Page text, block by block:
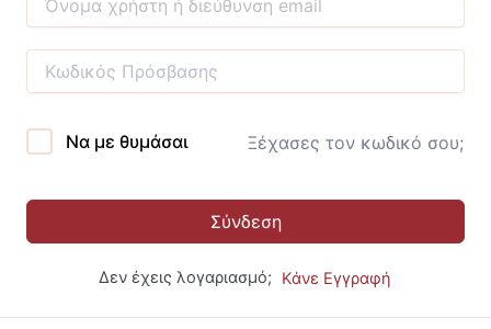
Να με θυμάσαι Ξέχασες τον κωδικό σου;
Σύνδεση
Δεν έχεις λογαριασμό; Κάνε Εγγραφή